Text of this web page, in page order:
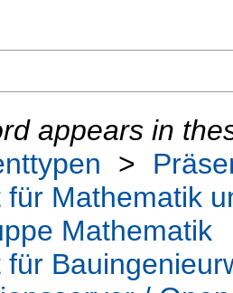
appears in
>
für Mathematik
Mathematik
für